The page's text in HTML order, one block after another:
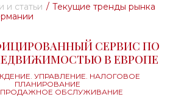
и статьи
Текущие тренды рынка
СЕРВИС ПО
В ЕВРОПЕ
УПРАВЛЕНИЕ. НАЛОГОВОЕ
ПЛАНИРОВАНИЕ
ОБСЛУЖИВАНИЕ